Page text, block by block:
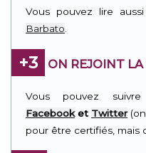
Vous pouvez lire
Barbato
+3 ON REJOINT
Vous pouvez
Facebooket Twitter(on
pour être certifiés, mais